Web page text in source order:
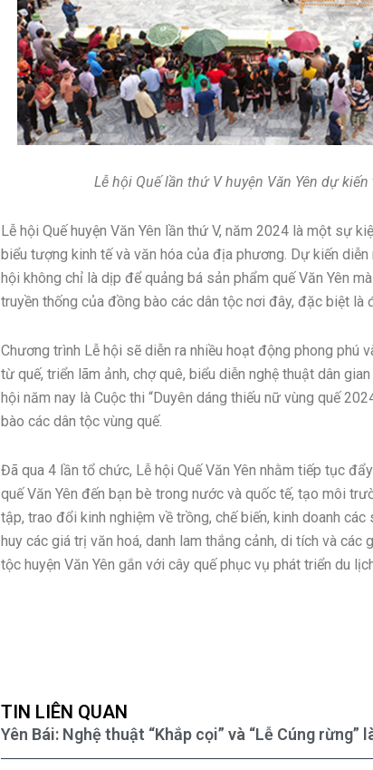
Lễ hội Quế lần thứ V huyện Văn Yên dự
Lễ hội Quế huyện Văn Yên lần thứ V, năm 2024 là một sự
biểu tượng kinh tế và văn hóa của địa phương. Dự kiến
hội không chỉ là dịp để quảng bá sản phẩm quế Văn Yên
truyền thống của đồng bào các dân tộc nơi đây, đặc biệt là
Chương trình Lễ hội sẽ diễn ra nhiều hoạt động phong phú
từ quế, triển lãm ảnh, chợ quê, biểu diễn nghệ thuật dân
hội năm nay là Cuộc thi “Duyên dáng thiếu nữ vùng quế
bào các dân tộc vùng quế.
Đã qua 4 lần tổ chức, Lễ hội Quế Văn Yên nhằm tiếp tục
quế Văn Yên đến bạn bè trong nước và quốc tế, tạo môi
tập, trao đổi kinh nghiệm về trồng, chế biến, kinh doanh
huy các giá trị văn hoá, danh lam thắng cảnh, di tích và
tộc huyện Văn Yên gắn với cây quế phục vụ phát triển du
TIN LIÊN QUAN
Yên Bái: Nghệ thuật “Khắp cọi” và “Lễ Cúng